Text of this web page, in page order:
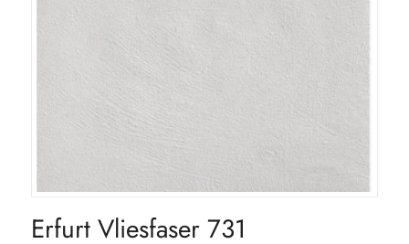
Erfurt Vliesfaser 731